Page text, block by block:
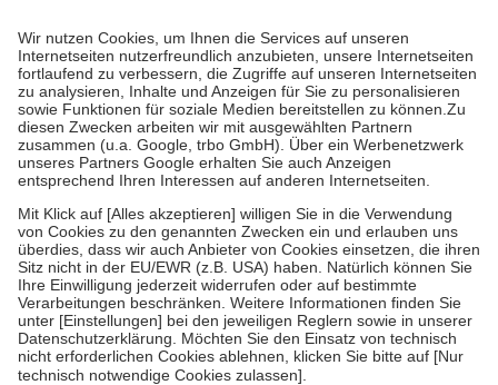
Grundsätzlich leisten Mitglieder Zuzahlungen in Höhe von zehn
Prozent des Abgabepreises,mindestensjedochfünf Euround
höchstens zehn Euro.Es sind jedoch nie mehr als die tatsächlichen
Kosten der Leistung zu entrichten.
Diese Regeln gelten grundsätzlich auch für Online-Apotheken.
Bei Heilmitteln und häuslicher Krankenpflege beträgt die
Zuzahlung zehn Prozent der Kosten sowie zehn Euro je
Um das Engagement der Versicherten für ihre eigene Gesundheit zu
stärken und die besondere Stellung der Familie zu unterstützen,
fallenkeine Zuzahlungen an bei:
• Kindern und Jugendlichen bis zum vollendeten 18. Lebensjahr
mit Ausnahme der Fahrkosten
• Untersuchungen zur Vorsorge und Früherkennung, die von der
GKV getragen werden